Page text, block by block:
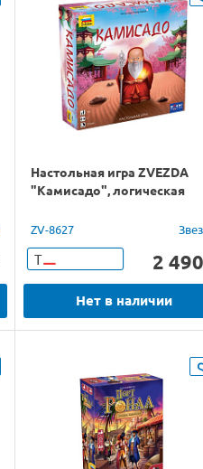
Настольная игра ZVEZDA
"Камисадо", логическая
ZV-8627
Т 2 490
Нет в наличии